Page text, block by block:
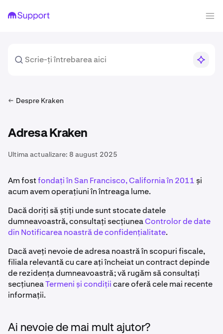
Despre Kraken
Adresa Kraken
Ultima actualizare: 8 august 2025
Am fostfondați în San Francisco, California în 2011 și
acum avem operațiuni în întreaga lume.
Dacă doriți să știți unde sunt stocate datele
dumneavoastră, consultați secțiuneaControlor de date
din Notificarea noastră de confidențialitate.
Dacă aveți nevoie de adresa noastră în scopuri fiscale,
filiala relevantă cu care ați încheiat un contract depinde
de rezidența dumneavoastră; vă rugăm să consultați
secțiuneaTermeni și condițiicare oferă cele mai recente
informații.
Ai nevoie de mai mult ajutor?